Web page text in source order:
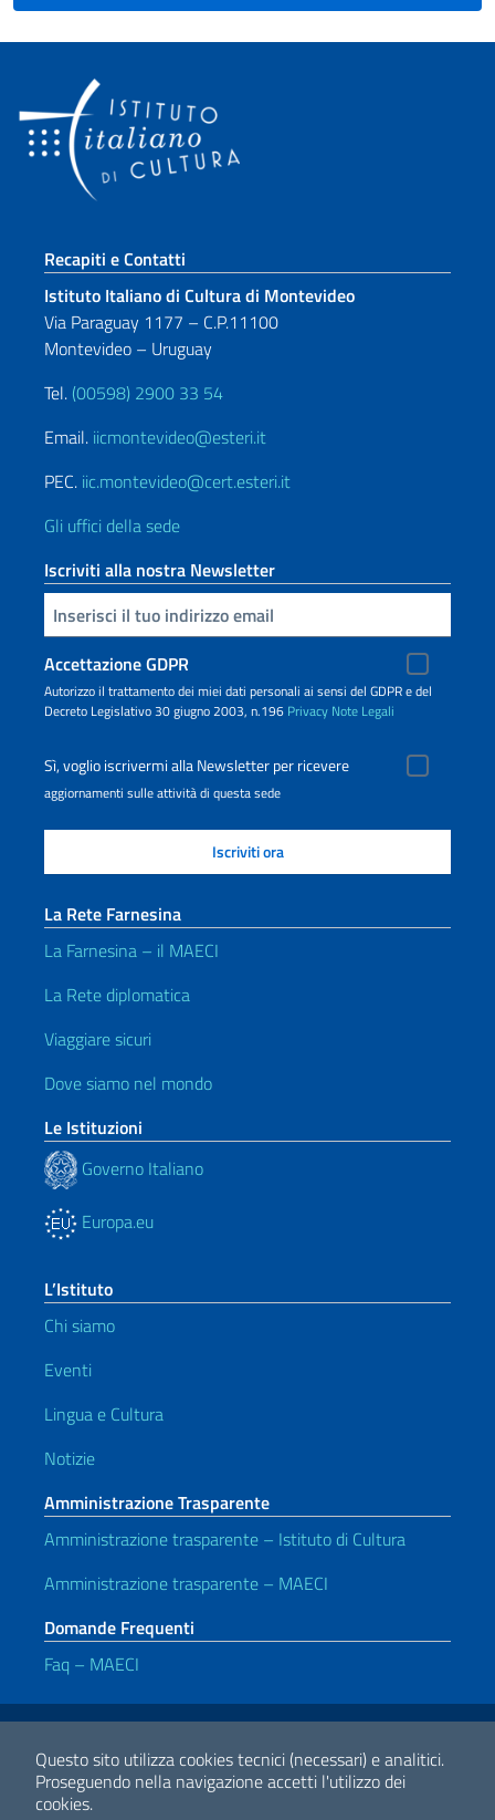
Questo sito utilizza cookies tecnici (necessari) e analitici.
Proseguendo nella navigazione accetti l'utilizzo dei
cookies.
Sezione footer
Recapiti e Contatti
Istituto Italiano di Cultura di Montevideo
Via Paraguay 1177 – C.P.11100
Montevideo – Uruguay
Tel. (00598) 2900 33 54
Email. iicmontevideo@esteri.it
PEC. iic.montevideo@cert.esteri.it
Gli uffici della sede
Iscriviti alla nostra Newsletter
Inserisci la tua email
Accettazione GDPR
Autorizzo il trattamento dei miei dati personali ai sensi del GDPR e del
Decreto Legislativo 30 giugno 2003, n.196 Privacy Note Legali
Sì, voglio iscrivermi alla Newsletter per ricevere
aggiornamenti sulle attività di questa sede
La Rete Farnesina
La Farnesina – il MAECI
La Rete diplomatica
Viaggiare sicuri
Dove siamo nel mondo
Le Istituzioni
Governo Italiano
Europa.eu
L’Istituto
Chi siamo
Eventi
Lingua e Cultura
Notizie
Amministrazione Trasparente
Amministrazione trasparente – Istituto di Cultura
Amministrazione trasparente – MAECI
Domande Frequenti
Faq – MAECI
Link Utili